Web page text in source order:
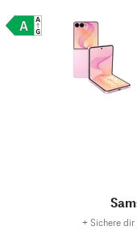
+ Sichere dir